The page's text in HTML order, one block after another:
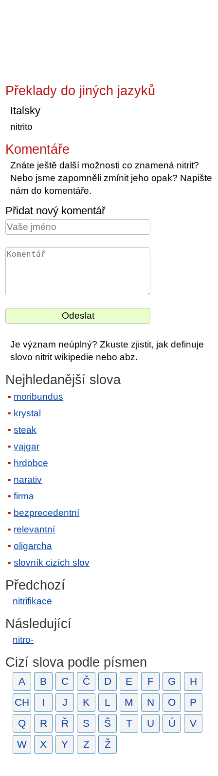
Překlady do jiných jazyků
Italsky
nitrito
Komentáře
Znáte ještě další možnosti co znamená nitrit?
Nebo jsme zapomněli zmínit jeho opak? Napište
nám do komentáře.
Přidat nový komentář
Je význam neúplný? Zkuste zjistit, jak definuje
slovo nitrit wikipedie nebo abz.
Nejhledanější slova
moribundus
krystal
steak
vajgar
hrdobce
narativ
firma
bezprecedentní
relevantní
oligarcha
slovník cizích slov
Předchozí
nitrifikace
Následující
nitro-
Cizí slova podle písmen
A B C Č D E F G
H
CH
I J K L M N O
P
Q
R Ř S Š T U Ú
V
W
X Y Z Ž